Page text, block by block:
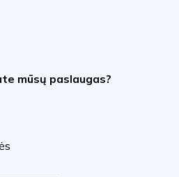
mūsų paslaugas?